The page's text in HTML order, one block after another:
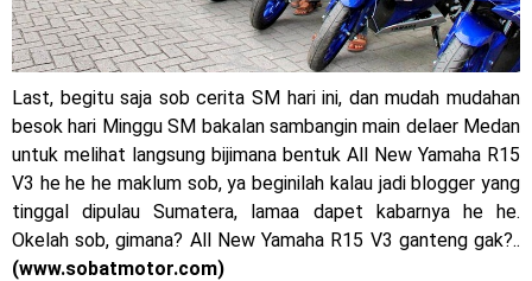
Honda Rilis CBR1000RR-R 2023 Anniversary Edition !
perdana di tim LCR Honda !
Ngabuburide Yamaha Wr 155 R, Para Bikers Menikmati
Indahnya Sore di Kota Medan
Impresi pertama Kawasaki Ninja ZX-4RR 2023 yang cuma
Last, begitu saja sob cerita SM hari ini, dan mudah mudahan
besok hari Minggu SM bakalan sambangin main delaer Medan
untuk melihat langsung bijimana bentuk All New Yamaha R15
V3 he he he maklum sob, ya beginilah kalau jadi blogger yang
tinggal dipulau Sumatera, lamaa dapet kabarnya he he.
Okelah sob, gimana? All New Yamaha R15 V3 ganteng gak?..
(www.sobatmotor.com)